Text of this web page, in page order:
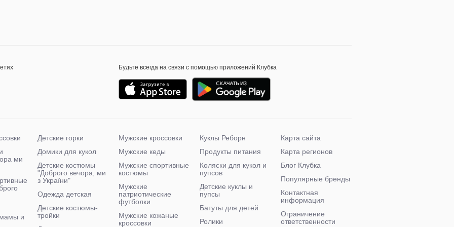
Будьте всегда на связи с помощью приложений Клубка
ми
и
Детские горки
Домики для кукол
Детские костюмы
"Доброго вечора, ми
з України"
Одежда детская
Детские костюмы-
тройки
Мужские кроссовки
Мужские кеды
Мужские спортивные
костюмы
Мужские
патриотические
футболки
Мужские кожаные
кроссовки
Куклы Реборн
Продукты питания
Коляски для кукол и
пупсов
Детские куклы и
пупсы
Батуты для детей
Ролики
Карта сайта
Карта регионов
Блог Клубка
Популярные бренды
Контактная
информация
Ограничение
ответственности